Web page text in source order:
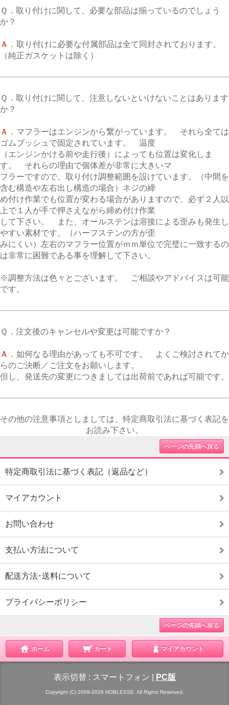
Ｑ．取り付けに関して、必要な部品は揃っているのでしょう
か？
Ａ
．取り付けに必要な付属部品は全て同封されております。
（純正ガスケットは除く）
Ｑ．取り付けに関して、注意しないといけないことはあります
か？
Ａ
．マフラーはエンジンから繋がっています。 それら全ては
ゴムブッシュで固定されています。 温度
（エンジンかける前や走行後）によっても位置は変化しま
す。 それらの理由で個体差が非常に大きいマ
フラーですので、取り付け調整範囲を設けています。（中間を
含む構造や左右出し構造の場合）ネジの締
め付け作業でも位置が変わる場合がありますので、必ず２人以
上で１人が手で押さえながら締め付け作業
して下さい。 また、オールステンは溶接による歪みも発生し
やすい素材です。（ハーフステンの方が歪
みにくい）左右のマフラー位置がｍｍ単位で完璧に一致するの
は非常に困難である事を理解して下さい。
※調整方法は色々とございます。 ご相談やアドバイスは可能
です。
Ｑ．注文後のキャンセルや変更は可能ですか？
Ａ
．如何なる理由があっても不可です。 よくご検討されてか
らのご決断／ご注文をお願いします。
但し、発送先の変更につきましては出荷前であれば可能です。
その他の注意事項としましては、特定商取引法に基づく表記を
お読み下さい。
ページの先頭へ戻る
特定商取引法に基づく表記（返品など）
マイアカウント
お問い合わせ
支払い方法について
配送方法･送料について
プライバシーポリシー
ページの先頭へ戻る
ホーム カート マイアカウント
表示切替 : スマートフォン PC版
Copyright (C) 2009-2026 NOBLESSE. All Rights Reserved.